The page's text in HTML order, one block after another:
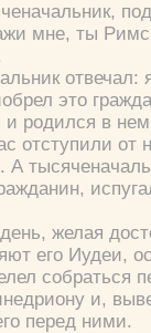
мне, ты
отвечал:
это
и родился в
отступили от
А
желая
его Иудеи,
собраться
и,
перед ними.